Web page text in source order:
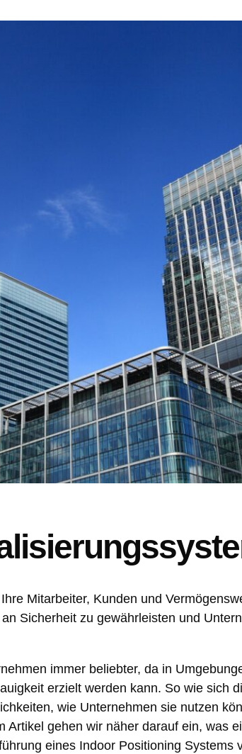
Mitarbeiter, Kunden und
Sicherheit zu gewährleisten und
immer beliebter, da in
erzielt werden kann. So wie sich
wie Unternehmen sie nutzen
gehen wir näher darauf ein, was
eines Indoor Positioning Systems